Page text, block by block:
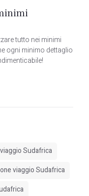
tutto nei minimi
ogni minimo dettaglio
Sudafrica
viaggio Sudafrica